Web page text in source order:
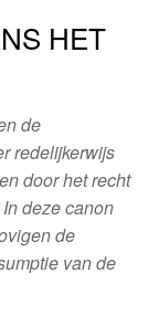
HET
de
redelijkerwijs
door het recht
deze canon
de
van de